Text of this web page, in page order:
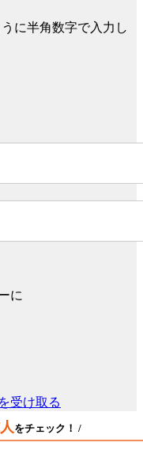
うに半角数字で入力し
に
をチェック！ /